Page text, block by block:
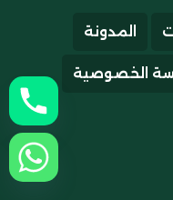
المدونة
الخصوصية